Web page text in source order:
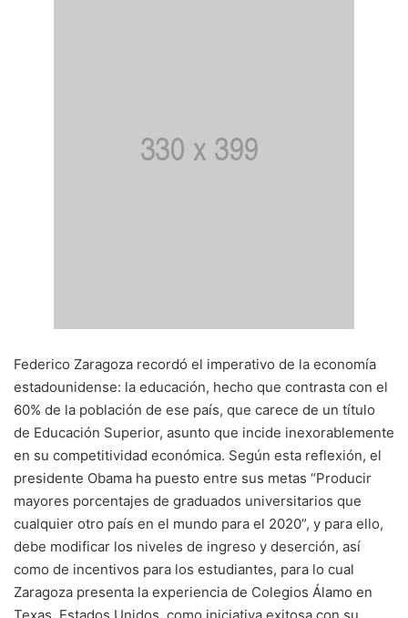
Federico Zaragoza recordó el imperativo de la economía
estadounidense: la educación, hecho que contrasta con el
60% de la población de ese país, que carece de un título
de Educación Superior, asunto que incide inexorablemente
en su competitividad económica. Según esta reflexión, el
presidente Obama ha puesto entre sus metas “Producir
mayores porcentajes de graduados universitarios que
cualquier otro país en el mundo para el 2020”, y para ello,
debe modificar los niveles de ingreso y deserción, así
como de incentivos para los estudiantes, para lo cual
Zaragoza presenta la experiencia de Colegios Álamo en